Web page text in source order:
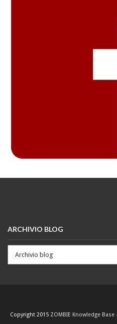
ARCHIVIO BLOG
Copyright 2015 ZOMBIE Knowledge